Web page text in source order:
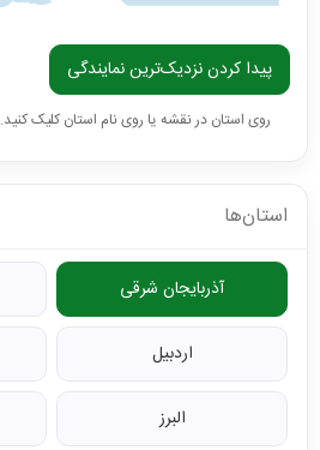
پیدا کردن نزدیک‌ترین نمایندگی
روی استان در نقشه یا روی نام استان کلیک کنید.
استان‌ها
آذربایجان شرقی
اردبیل
البرز